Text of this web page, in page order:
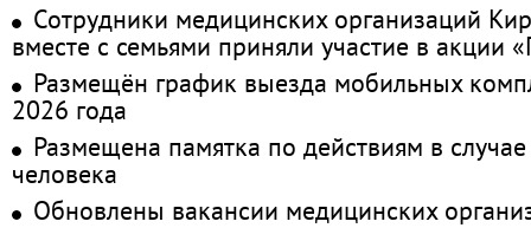
Сотрудники медицинских организаций
вместе с семьями приняли участие в акции
Размещён график выезда мобильных
2026 года
Размещена памятка по действиям в
человека
Обновлены вакансии медицинских